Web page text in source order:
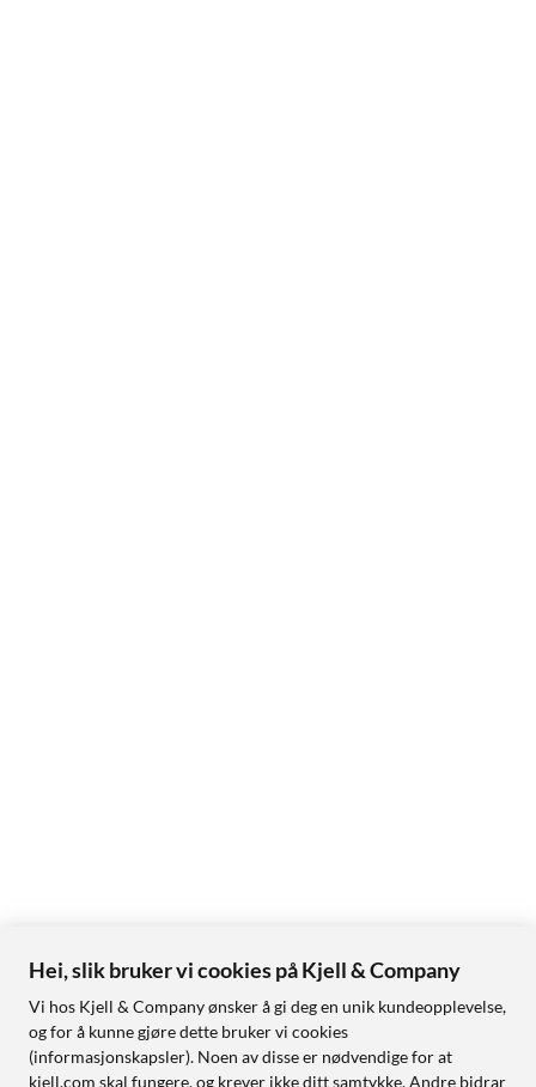
Hei, slik bruker vi cookies på Kjell & Company
Vi hos Kjell & Company ønsker å gi deg en unik kundeopplevelse,
og for å kunne gjøre dette bruker vi cookies
(informasjonskapsler). Noen av disse er nødvendige for at
kjell.com skal fungere, og krever ikke ditt samtykke. Andre bidrar